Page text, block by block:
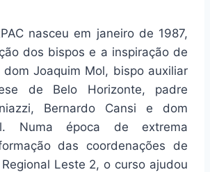
nasceu em janeiro de 1987,
dos bispos e a inspiração de
dom Joaquim Mol, bispo auxiliar
de Belo Horizonte, padre
Bernardo Cansi e dom
Numa época de extrema
das coordenações de
Leste 2, o curso ajudou